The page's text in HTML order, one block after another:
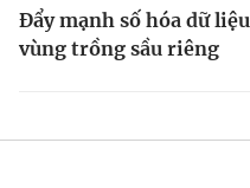
Đẩy mạnh số hóa dữ liệu
vùng trồng sầu riêng